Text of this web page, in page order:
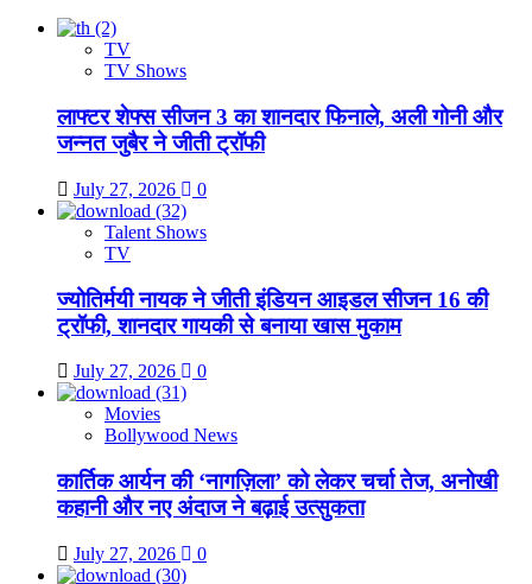
TV
TV Shows
लाफ्टर शेफ्स सीजन 3 का शानदार फिनाले, अली गोनी और
जन्नत जुबैर ने जीती ट्रॉफी
July 27, 2026 0
Talent Shows
TV
ज्योतिर्मयी नायक ने जीती इंडियन आइडल सीजन 16 की
ट्रॉफी, शानदार गायकी से बनाया खास मुकाम
July 27, 2026 0
Movies
Bollywood News
कार्तिक आर्यन की ‘नागज़िला’ को लेकर चर्चा तेज, अनोखी
कहानी और नए अंदाज ने बढ़ाई उत्सुकता
July 27, 2026 0